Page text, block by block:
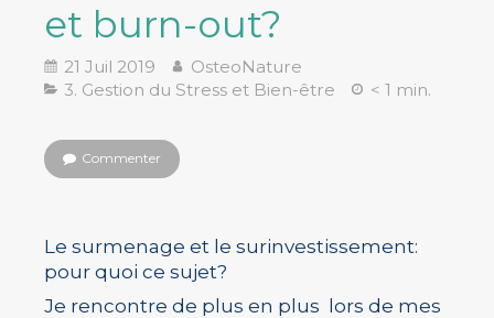
et burn-out?
21 Juil 2019
OsteoNature
3. Gestion du Stress et Bien-être
< 1 min.
Commenter
Le surmenage et le surinvestissement:
pour quoi ce sujet?
Je rencontre de plus en plus lors de mes